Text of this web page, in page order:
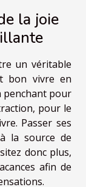
la joie
un véritable
bon vivre en
penchant pour
pour le
Passer ses
la source de
donc plus,
afin de